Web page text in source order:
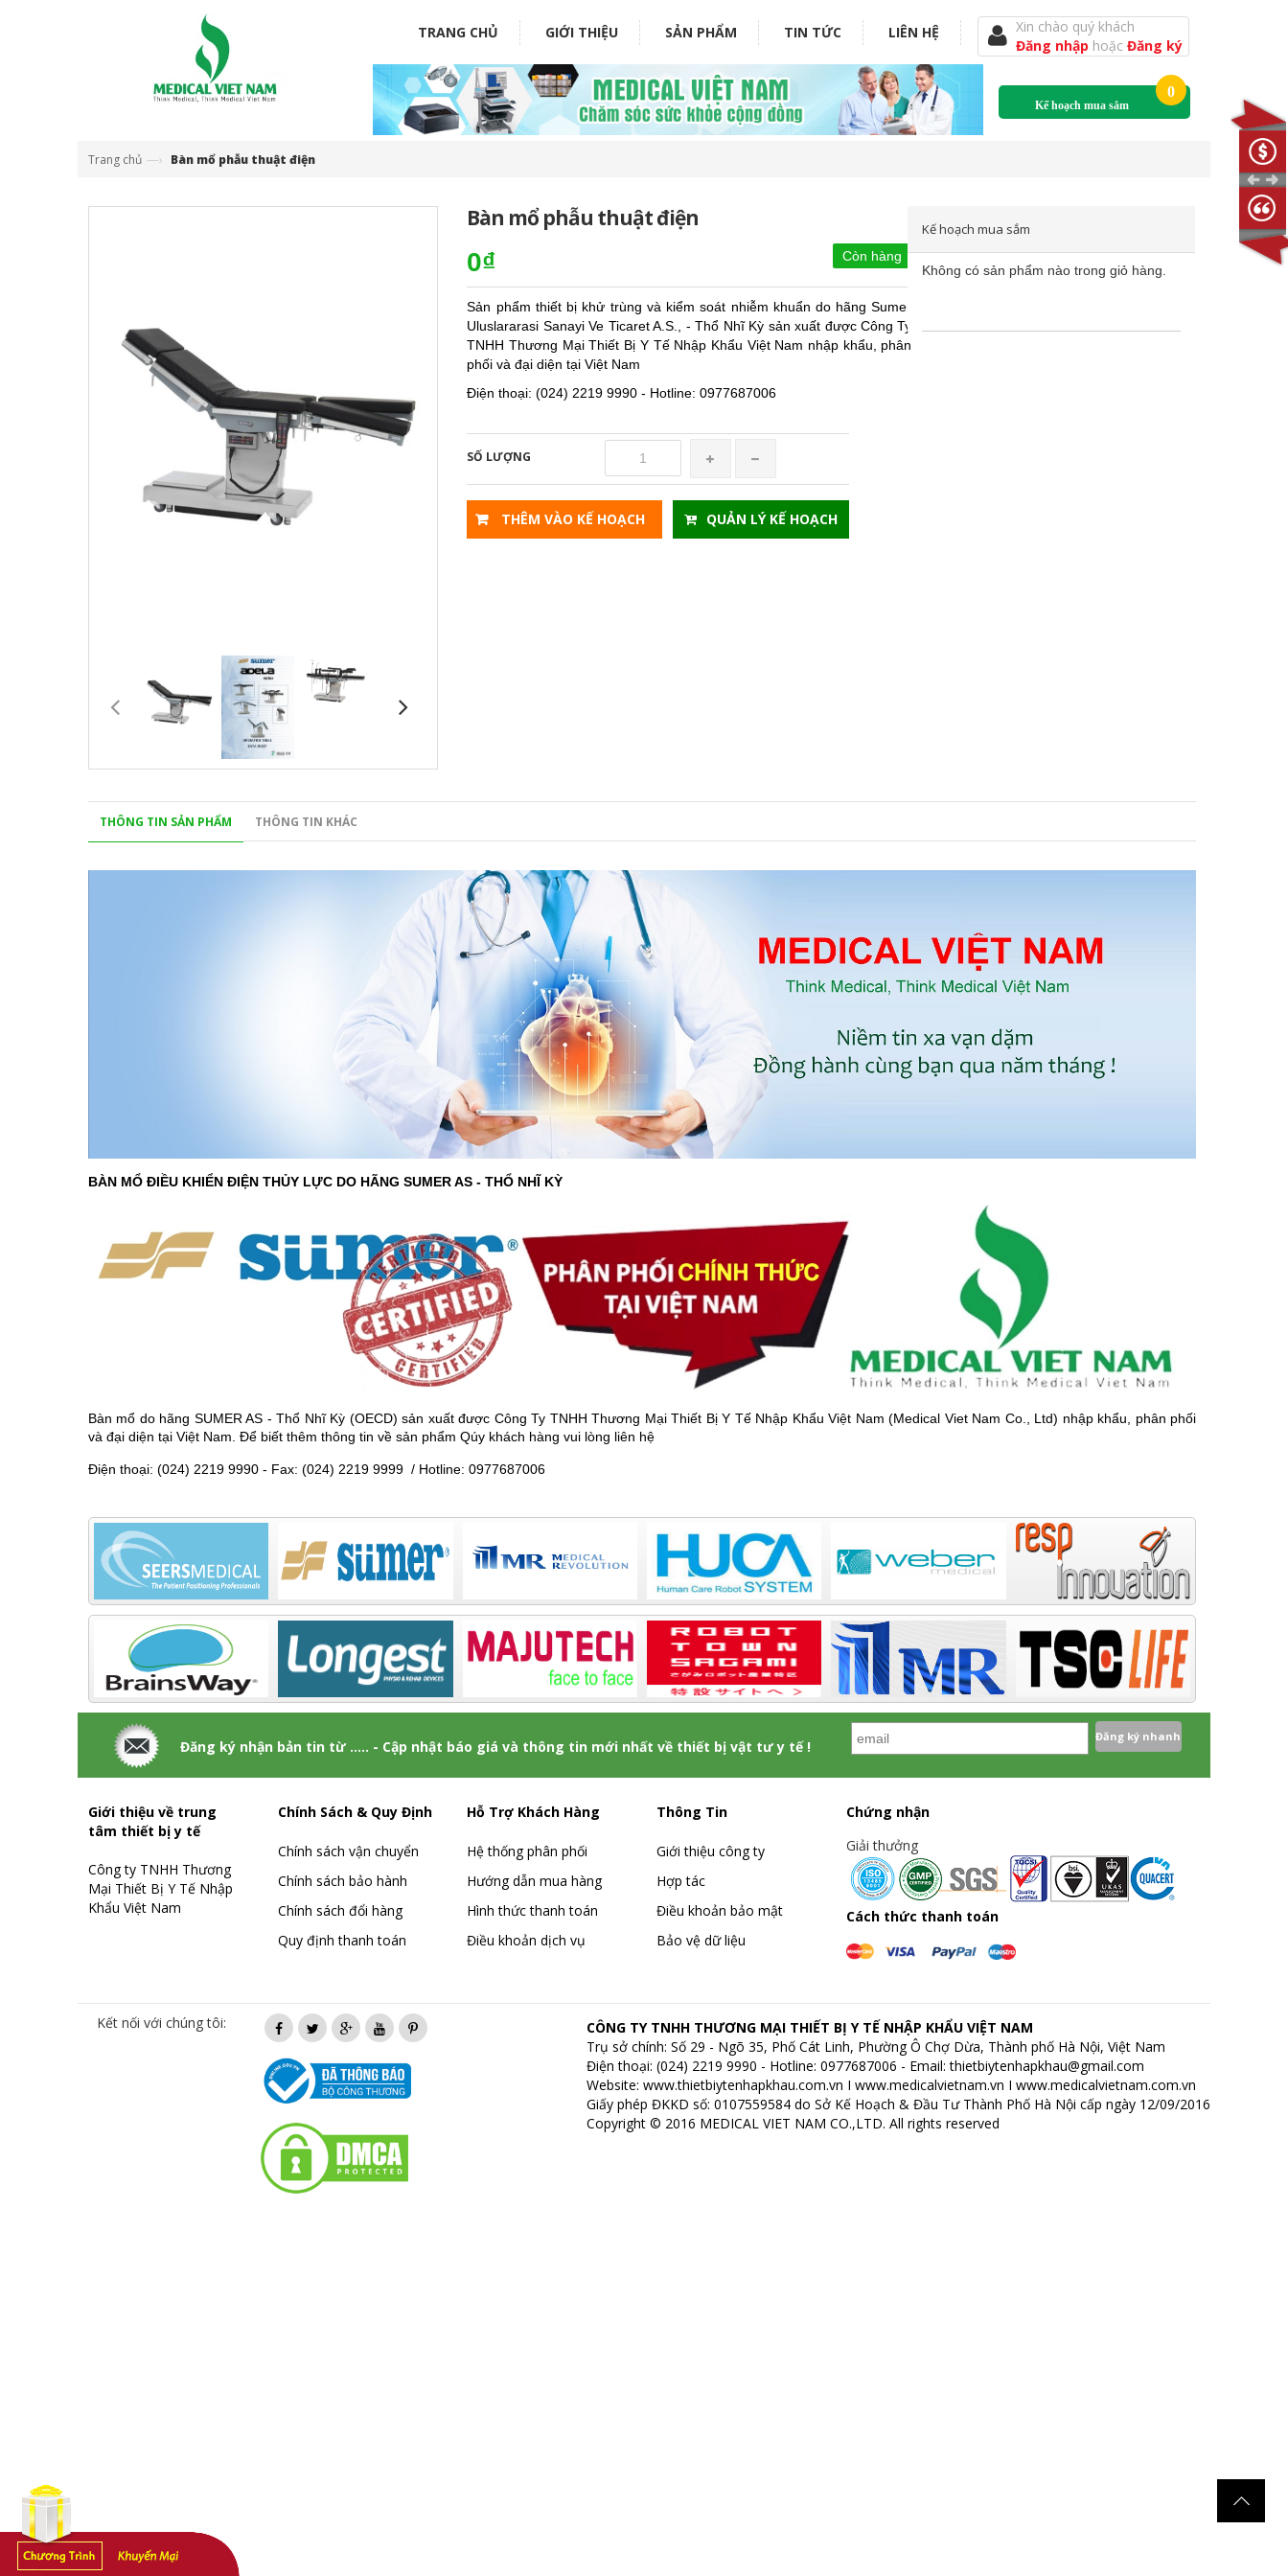
TRANG CHỦ GIỚI THIỆU SẢN PHẨM TIN TỨC LIÊN HỆ
Xin chào quý khách
Đăng nhập hoặcĐăng ký
Kế hoạch mua sắm
0
Trang chủ —› Bàn mổ phẫu thuật điện
Bàn mổ phẫu thuật điện
Còn hàng
0₫
Sản phẩm thiết bị khử trùng và kiểm soát nhiễm khuẩn do hãng Sumer
Uluslararasi Sanayi Ve Ticaret A.S., - Thổ Nhĩ Kỳ sản xuất được Công Ty
TNHH Thương Mại Thiết Bị Y Tế Nhập Khẩu Việt Nam nhập khẩu, phân
phối và đại diện tại Việt Nam
Điện thoại: (024) 2219 9990 - Hotline: 0977687006
SỐ LƯỢNG
THÊM VÀO KẾ HOẠCH QUẢN LÝ KẾ HOẠCH
Kế hoạch mua sắm
Không có sản phẩm nào trong giỏ hàng.
THÔNG TIN SẢN PHẨM THÔNG TIN KHÁC
BÀN MỔ ĐIỀU KHIỂN ĐIỆN THỦY LỰC DO HÃNG SUMER AS - THỔ NHĨ KỲ
Bàn mổ do hãng SUMER AS - Thổ Nhĩ Kỳ (OECD) sản xuất được Công Ty TNHH Thương Mại Thiết Bị Y Tế Nhập Khẩu Việt Nam (Medical Viet Nam Co., Ltd) nhập khẩu, phân phối
và đại diện tại Việt Nam. Để biết thêm thông tin về sản phẩm Qúy khách hàng vui lòng liên hệ
Điện thoại: (024) 2219 9990 - Fax: (024) 2219 9999 / Hotline: 0977687006
Đăng ký nhận bản tin từ ..... - Cập nhật báo giá và thông tin mới nhất về thiết bị vật tư y tế !
Giới thiệu về trung
tâm thiết bị y tế
Công ty TNHH Thương
Mại Thiết Bị Y Tế Nhập
Khẩu Việt Nam
Chính Sách & Quy Định
Chính sách vận chuyển
Chính sách bảo hành
Chính sách đổi hàng
Quy định thanh toán
Hỗ Trợ Khách Hàng
Hệ thống phân phối
Hướng dẫn mua hàng
Hình thức thanh toán
Điều khoản dịch vụ
Thông Tin
Giới thiệu công ty
Hợp tác
Điều khoản bảo mật
Bảo vệ dữ liệu
Chứng nhận
Giải thưởng
Cách thức thanh toán
Kết nối với chúng tôi:
CÔNG TY TNHH THƯƠNG MẠI THIẾT BỊ Y TẾ NHẬP KHẨU VIỆT NAM
Trụ sở chính: Số 29 - Ngõ 35, Phố Cát Linh, Phường Ô Chợ Dừa, Thành phố Hà Nội, Việt Nam
Điện thoại: (024) 2219 9990 - Hotline: 0977687006 - Email: thietbiytenhapkhau@gmail.com
Website: www.thietbiytenhapkhau.com.vn I www.medicalvietnam.vn I www.medicalvietnam.com.vn
Giấy phép ĐKKD số: 0107559584 do Sở Kế Hoạch & Đầu Tư Thành Phố Hà Nội cấp ngày 12/09/2016
Copyright © 2016 MEDICAL VIET NAM CO.,LTD. All rights reserved